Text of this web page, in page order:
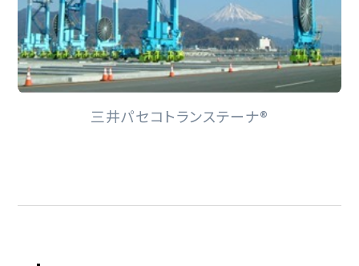
三井パセコトランステーナ®